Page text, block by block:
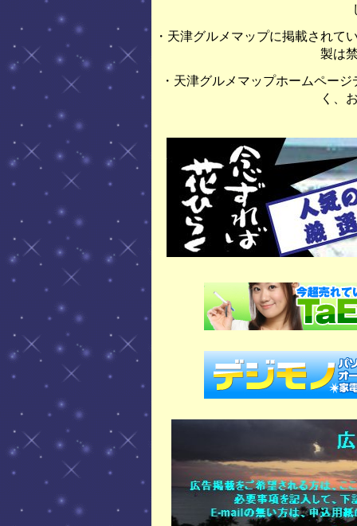
・天津グルメマップに掲載されて
製は
・天津グルメマップホームペー
く、